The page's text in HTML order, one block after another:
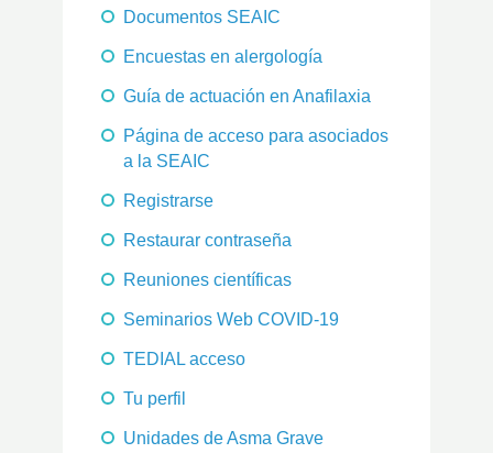
Documentos SEAIC
Encuestas en alergología
Guía de actuación en Anafilaxia
Página de acceso para asociados
a la SEAIC
Registrarse
Restaurar contraseña
Reuniones científicas
Seminarios Web COVID-19
TEDIAL acceso
Tu perfil
Unidades de Asma Grave